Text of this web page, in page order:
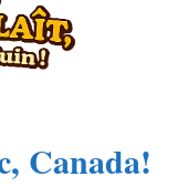
Canada!